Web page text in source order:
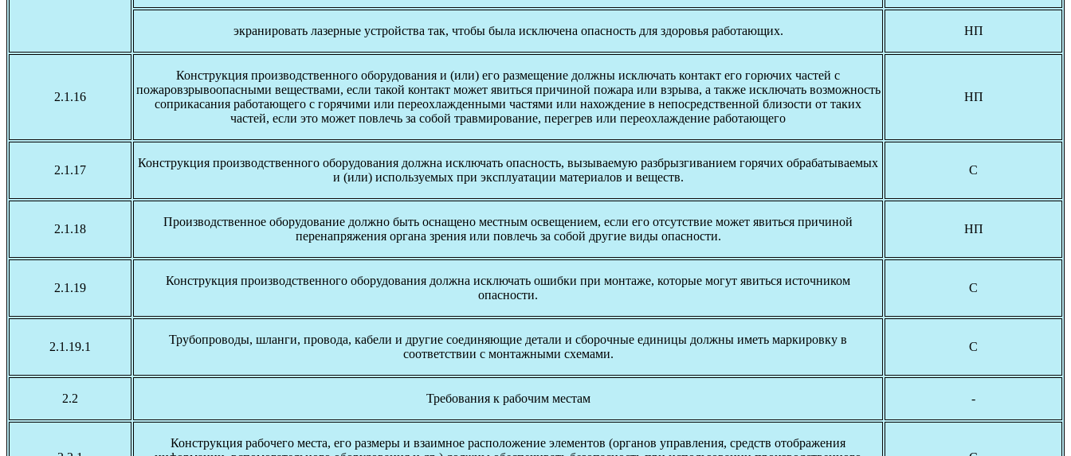
экранировать лазерные устройства так, чтобы была исключена опасность для здоровья работающих. НП
2.1.16
Конструкция производственного оборудования и (или) его размещение должны исключать контакт его горючих частей с
пожаровзрывоопасными веществами, если такой контакт может явиться причиной пожара или взрыва, а также исключать возможность
соприкасания работающего с горячими или переохлажденными частями или нахождение в непосредственной близости от таких
частей, если это может повлечь за собой травмирование, перегрев или переохлаждение работающего
НП
2.1.17
Конструкция производственного оборудования должна исключать опасность, вызываемую разбрызгиванием горячих обрабатываемых
и (или) используемых при эксплуатации материалов и веществ.
С
2.1.18
Производственное оборудование должно быть оснащено местным освещением, если его отсутствие может явиться причиной
перенапряжения органа зрения или повлечь за собой другие виды опасности.
НП
2.1.19
Конструкция производственного оборудования должна исключать ошибки при монтаже, которые могут явиться источником
опасности.
С
2.1.19.1
Трубопроводы, шланги, провода, кабели и другие соединяющие детали и сборочные единицы должны иметь маркировку в
соответствии с монтажными схемами.
С
2.2 Требования к рабочим местам -
Конструкция рабочего места, его размеры и взаимное расположение элементов (органов управления, средств отображения